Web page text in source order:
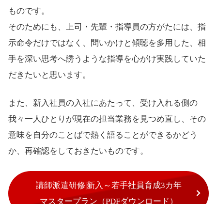
ものです。
そのためにも、上司・先輩・指導員の方がたには、指
示命令だけではなく、問いかけと傾聴を多用した、相
手を深い思考へ誘うような指導を心がけ実践していた
だきたいと思います。
また、新入社員の入社にあたって、受け入れる側の
我々一人ひとりが現在の担当業務を見つめ直し、その
意味を自分のことばで熱く語ることができるかどう
か、再確認をしておきたいものです。
講師派遣研修|新入～若手社員育成3カ年
マスタープラン（PDFダウンロード）